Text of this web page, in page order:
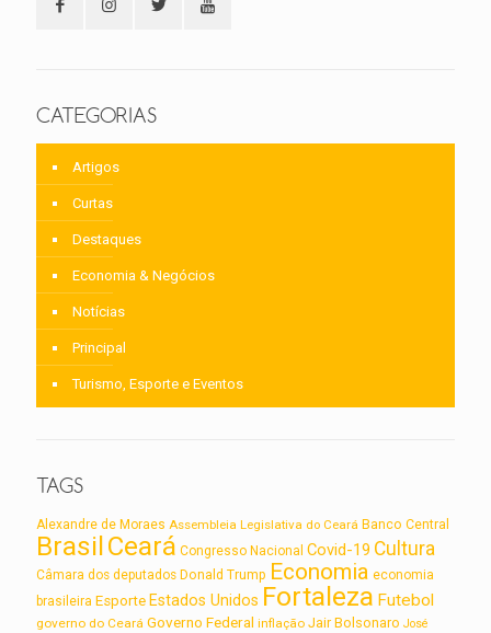
CATEGORIAS
Artigos
Curtas
Destaques
Economia & Negócios
Notícias
Principal
Turismo, Esporte e Eventos
TAGS
Alexandre de Moraes Assembleia Legislativa do Ceará Banco Central
BrasilCeará Congresso Nacional Covid-19 Cultura
Câmara dos deputados Donald Trump Economia economia
brasileira Esporte Estados Unidos Fortaleza Futebol
governo do Ceará Governo Federal inflação Jair Bolsonaro José